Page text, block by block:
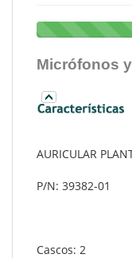
Micrófonos
AURICULAR
P/N: 39382-01
Cascos: 2